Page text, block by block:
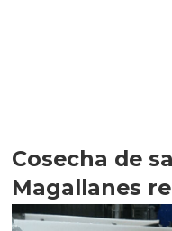
Cosecha de
Magallanes